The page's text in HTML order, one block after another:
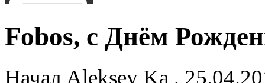
Fobos, с Днём
Начал Aleksey Ka ,